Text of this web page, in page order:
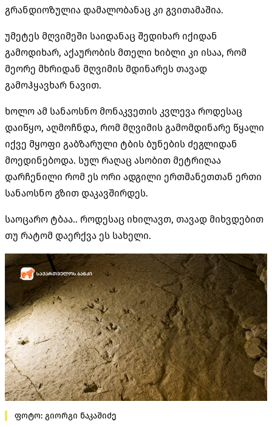
გრანდიოზულია დამალობანაც კი გვითამაშია.
უმეტეს მღვიმეში საიდანაც შედიხარ იქიდან
გამოდიხარ, აქაურობის მთელი ხიბლი კი ისაა, რომ
მეორე მხრიდან მღვიმის მდინარეს თავად
გამოჰყავხარ ნავით.
ხოლო ამ სანაოსნო მონაკვეთის კვლევა როდესაც
დაიწყო, აღმოჩნდა, რომ მღვიმის გამომდინარე წყალი
იქვე მყოფი გაბზარული ტბის ბუნების ძეგლიდან
მოედინებოდა. სულ რაღაც ასობით მეტრიღაა
დარჩენილი რომ ეს ორი ადგილი ერთმანეთთან ერთი
სანაოსნო გზით დაკავშირდეს.
საოცარო ტბაა.. როდესაც იხილავთ, თავად მიხვდებით
თუ რატომ დაერქვა ეს სახელი.
ფოტო: გიორგი ნაკაშიძე